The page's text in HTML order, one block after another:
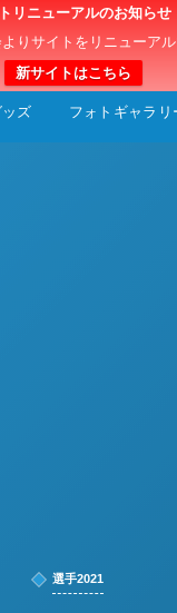
リニューアルのお知らせ
りサイトをリニューアル
新サイトはこちら
ッカー選手
ズ フォトギャラリ
選手2021